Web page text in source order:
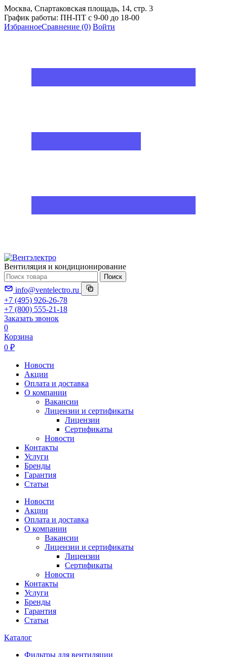
Москва, Спартаковская площадь, 14, стр. 3
График работы: ПН-ПТ с 9-00 до 18-00
ИзбранноеСравнение (0) Войти
Вентиляция и кондиционирование
Поиск
info@ventelectro.ru
+7 (495) 926-26-78
+7 (800) 555-21-18
Заказать звонок
0
Корзина
0 ₽
Новости
Акции
Оплата и доставка
О компании
Вакансии
Лицензии и сертификаты
Лицензии
Сертификаты
Новости
Контакты
Услуги
Бренды
Гарантия
Статьи
Новости
Акции
Оплата и доставка
О компании
Вакансии
Лицензии и сертификаты
Лицензии
Сертификаты
Новости
Контакты
Услуги
Бренды
Гарантия
Статьи
Каталог
Фильтры для вентиляции